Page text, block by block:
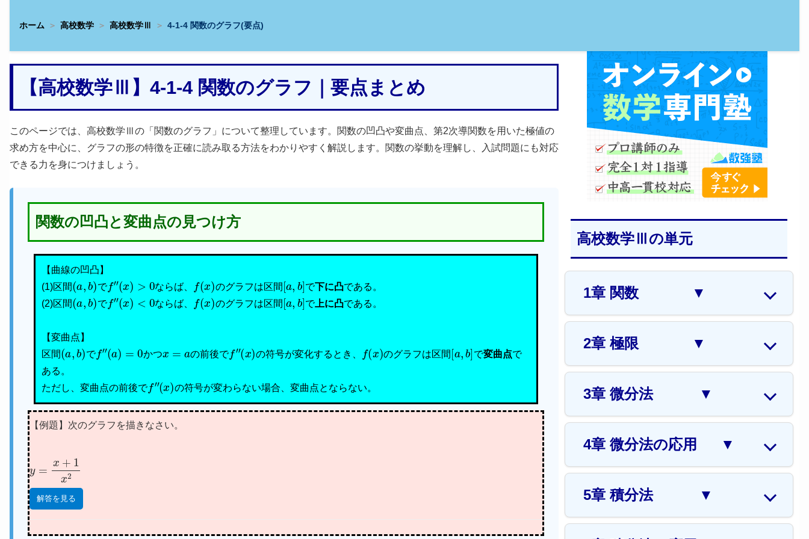
ホーム 高校数学 高校数学Ⅲ 4-1-4 関数のグラフ(要点)
【高校数学Ⅲ】4-1-4 関数のグラフ｜要点まとめ
このページでは、高校数学Ⅲの「関数のグラフ」について整理しています。関数の凹凸や変曲点、第2次導関数を用いた極値の
求め方を中心に、グラフの形の特徴を正確に読み取る方法をわかりやすく解説します。関数の挙動を理解し、入試問題にも対応
できる力を身につけましょう。
関数の凹凸と変曲点の見つけ方
【曲線の凹凸】
(1)区間
( b)
で
″(x >
ならば、
(x
のグラフは区間
[a b]
で下に凸である。
(2)区間
(a b)
で
″(x <
ならば、
(x
のグラフは区間
[a b]
で上に凸である。
【変曲点】
区間
( b)
で
″(a =
かつ の前後で
″(x
の符号が変化するとき、
(x
のグラフは区間
[ b]
で変曲点で
ある。
ただし、変曲点の前後で
″(x
の符号が変わらない場合、変曲点とならない。
【例題】次のグラフを描きなさい。
+1 x2
解答を見る
高校数学Ⅲの単元
1章 関数 ▼
2章 極限 ▼
3章 微分法 ▼
4章 微分法の応用 ▼
5章 積分法 ▼